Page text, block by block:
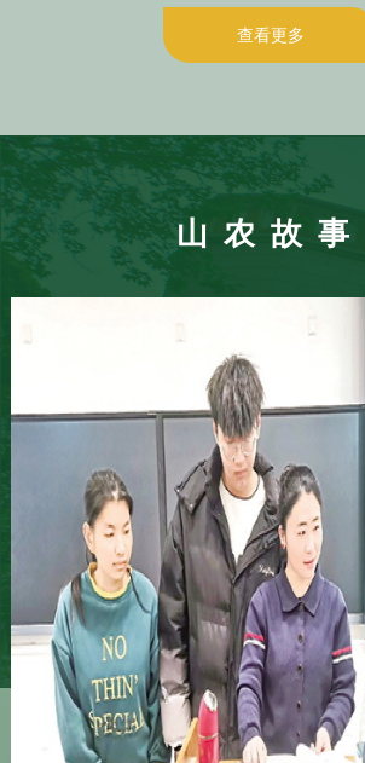
综合生产能力和质量
查看更多
芯”
山农故事